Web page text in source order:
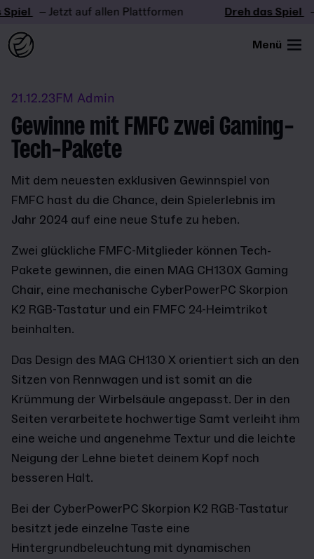
– Jetzt auf allen Plattformen Dreh das Spiel –
Menü
21.12.23FM Admin
Gewinne mit FMFC zwei Gaming-
Tech-Pakete
Mit dem neuesten exklusiven Gewinnspiel von
FMFC hast du die Chance, dein Spielerlebnis im
Jahr 2024 auf eine neue Stufe zu heben.
Zwei glückliche FMFC-Mitglieder können Tech-
Pakete gewinnen, die einen MAG CH130X Gaming
Chair, eine mechanische CyberPowerPC Skorpion
K2 RGB-Tastatur und ein FMFC 24-Heimtrikot
beinhalten.
Das Design des MAG CH130 X orientiert sich an den
Sitzen von Rennwagen und ist somit an die
Krümmung der Wirbelsäule angepasst. Der in den
Seiten verarbeitete hochwertige Samt verleiht ihm
eine weiche und angenehme Textur und die leichte
Neigung der Lehne bietet deinem Kopf noch
besseren Halt.
Bei der CyberPowerPC Skorpion K2 RGB-Tastatur
besitzt jede einzelne Taste eine
Hintergrundbeleuchtung mit dynamischen